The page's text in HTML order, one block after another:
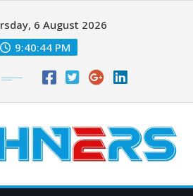
6 August 2026
9:40:45 PM